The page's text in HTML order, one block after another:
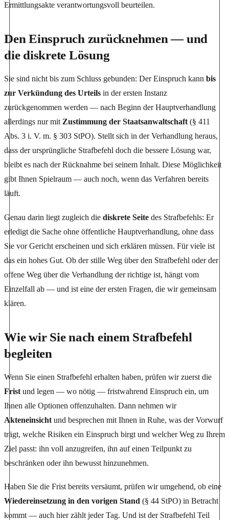
Ermittlungsakte verantwortungsvoll beurteilen.
Den Einspruch zurücknehmen — und
die diskrete Lösung
Sie sind nicht bis zum Schluss gebunden: Der Einspruch kann bis
zur Verkündung des Urteils in der ersten Instanz
zurückgenommen werden — nach Beginn der Hauptverhandlung
allerdings nur mit Zustimmung der Staatsanwaltschaft (§ 411
Abs. 3 i. V. m. § 303 StPO). Stellt sich in der Verhandlung heraus,
dass der ursprüngliche Strafbefehl doch die bessere Lösung war,
bleibt es nach der Rücknahme bei seinem Inhalt. Diese Möglichkeit
gibt Ihnen Spielraum — auch noch, wenn das Verfahren bereits
läuft.
Genau darin liegt zugleich die diskrete Seite des Strafbefehls: Er
erledigt die Sache ohne öffentliche Hauptverhandlung, ohne dass
Sie vor Gericht erscheinen und sich erklären müssen. Für viele ist
das ein hohes Gut. Ob der stille Weg über den Strafbefehl oder der
offene Weg über die Verhandlung der richtige ist, hängt vom
Einzelfall ab — und ist eine der ersten Fragen, die wir gemeinsam
klären.
Wie wir Sie nach einem Strafbefehl
begleiten
Wenn Sie einen Strafbefehl erhalten haben, prüfen wir zuerst die
Frist und legen — wo nötig — fristwahrend Einspruch ein, um
Ihnen alle Optionen offenzuhalten. Dann nehmen wir
Akteneinsicht und besprechen mit Ihnen in Ruhe, was der Vorwurf
trägt, welche Risiken ein Einspruch birgt und welcher Weg zu Ihrem
Ziel passt: ihn voll anzugreifen, ihn auf einen Teilpunkt zu
beschränken oder ihn bewusst hinzunehmen.
Haben Sie die Frist bereits versäumt, prüfen wir umgehend, ob eine
Wiedereinsetzung in den vorigen Stand (§ 44 StPO) in Betracht
kommt — auch hier zählt jeder Tag. Und ist der Strafbefehl Teil